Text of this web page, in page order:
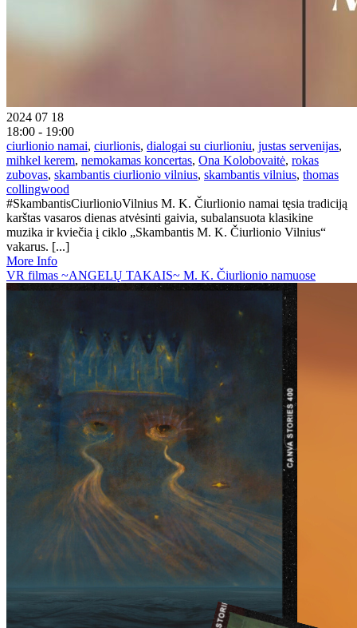
2024 07 18
18:00 - 19:00
ciurlionio namai, ciurlionis, dialogai su ciurlioniu, justas servenijas,
mihkel kerem, nemokamas koncertas, Ona Kolobovaitė, rokas
zubovas, skambantis ciurlionio vilnius, skambantis vilnius, thomas
collingwood
#SkambantisCiurlionioVilnius M. K. Čiurlionio namai tęsia tradiciją
karštas vasaros dienas atvėsinti gaivia, subalansuota klasikine
muzika ir kviečia į ciklo „Skambantis M. K. Čiurlionio Vilnius“
vakarus. [...]
More Info
VR filmas ~ANGELŲ TAKAIS~ M. K. Čiurlionio namuose